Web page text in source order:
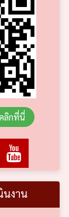
ลิกที่นี่
นงาน